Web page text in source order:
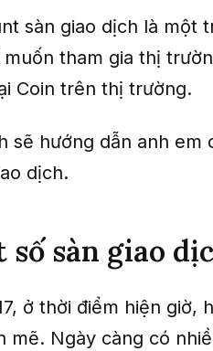
sàn giao dịch là một
tham gia thị
Coin trên thị trường.
sẽ hướng dẫn anh em
dịch.
sàn giao
ở thời điểm hiện giờ,
Ngày càng có